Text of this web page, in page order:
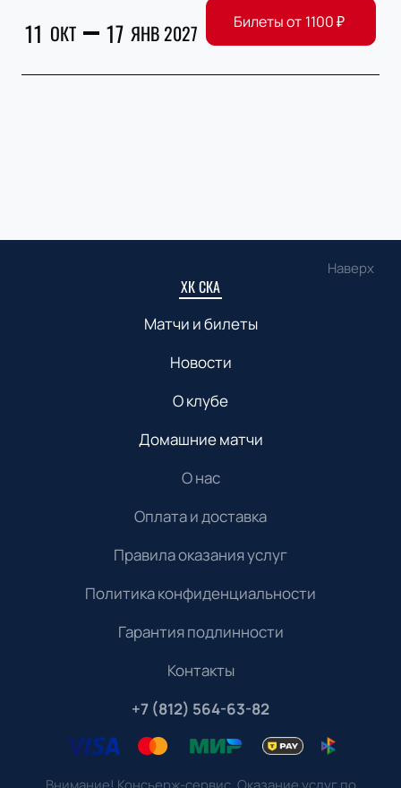
11 ОКТ 17 ЯНВ 2027 Билеты от 1100₽
Наверх
ХК СКА
Матчи и билеты
Новости
О клубе
Домашние матчи
О нас
Оплата и доставка
Правила оказания услуг
Политика конфиденциальности
Гарантия подлинности
Контакты
+7 (812) 564-63-82